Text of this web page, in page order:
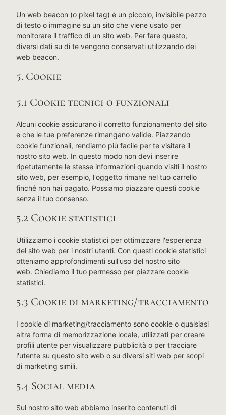
Un web beacon (o pixel tag) è un piccolo, invisibile pezzo
di testo o immagine su un sito che viene usato per
monitorare il traffico di un sito web. Per fare questo,
diversi dati su di te vengono conservati utilizzando dei
web beacon.
5. Cookie
5.1 Cookie tecnici o funzionali
Alcuni cookie assicurano il corretto funzionamento del sito
e che le tue preferenze rimangano valide. Piazzando
cookie funzionali, rendiamo più facile per te visitare il
nostro sito web. In questo modo non devi inserire
ripetutamente le stesse informazioni quando visiti il nostro
sito web, per esempio, l'oggetto rimane nel tuo carrello
finché non hai pagato. Possiamo piazzare questi cookie
senza il tuo consenso.
5.2 Cookie statistici
Utilizziamo i cookie statistici per ottimizzare l'esperienza
del sito web per i nostri utenti. Con questi cookie statistici
otteniamo approfondimenti sull'uso del nostro sito
web. Chiediamo il tuo permesso per piazzare cookie
statistici.
5.3 Cookie di marketing/tracciamento
I cookie di marketing/tracciamento sono cookie o qualsiasi
altra forma di memorizzazione locale, utilizzati per creare
profili utente per visualizzare pubblicità o per tracciare
l'utente su questo sito web o su diversi siti web per scopi
di marketing simili.
5.4 Social media
Sul nostro sito web abbiamo inserito contenuti di